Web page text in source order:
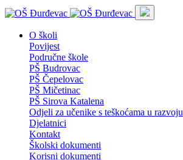
O školi
Povijest
Područne škole
PŠ Budrovac
PŠ Čepelovac
PŠ Mičetinac
PŠ Sirova Katalena
Odjeli za učenike s teškoćama u razvoju
Djelatnici
Kontakt
Školski dokumenti
Korisni dokumenti